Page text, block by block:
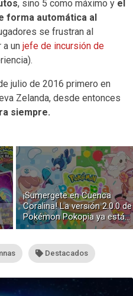
, sino 5 como máximo y el
forma automática al
se frustran al
a un jefe de incursión de
julio de 2016 primero en
Zelanda, desde entonces
siempre.
¡Sumergete en Cuenca
Coralina! La versión 2.0.0 de
Pokémon Pokopia ya está
disponible con buceo y
Destacados